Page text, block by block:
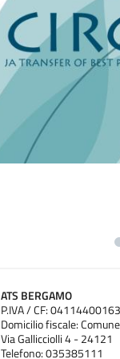
ATS BERGAMO
P.IVA / CF: 04114400163
Domicilio fiscale:
Via Gallicciolli 4 - 24121
Telefono: 035385111